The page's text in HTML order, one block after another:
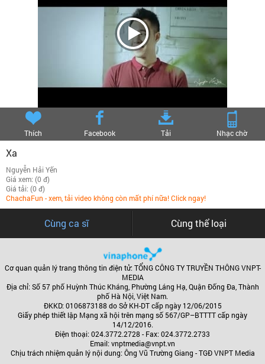
Thích Facebook Tải Nhạc chờ
Xa
Nguyễn Hải Yến
Giá xem: (0 đ)
Giá tải: (0 đ)
ChachaFun - xem, tải video không còn mất phí nữa! Click ngay!
Cùng ca sĩ Cùng thể loại
Cơ quan quản lý trang thông tin điện tử: TỔNG CÔNG TY TRUYỀN THÔNG VNPT-
MEDIA
Địa chỉ: Số 57 phố Huỳnh Thúc Kháng, Phường Láng Hạ, Quận Đống Đa, Thành
phố Hà Nội, Việt Nam.
ĐKKD: 0106873188 do Sở KH-DT cấp ngày 12/06/2015
Giấy phép thiết lập Mạng xã hội trên mạng số 567/GP–BTTTT cấp ngày
14/12/2016.
Điện thoại: 024.3772.2728 - Fax: 024.3772.2733
Email: vnptmedia@vnpt.vn
Chịu trách nhiệm quản lý nội dung: Ông Vũ Trường Giang - TGĐ VNPT Media